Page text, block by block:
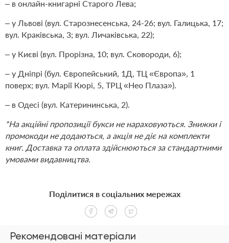
– в онлайн-книгарні Старого Лева;
– у Львові (вул. Старознесенська, 24-26; вул. Галицька, 17;
вул. Краківська, 3; вул. Личаківська, 22);
– у Києві (вул. Прорізна, 10; вул. Сковороди, 6);
– у Дніпрі (бул. Європейський, 1Д, ТЦ «Європа», 1
поверх; вул. Марії Кюрі, 5, ТРЦ «Нео Плаза»).
– в Одесі (вул. Катерининська, 2).
*На акційні пропозиції букси не нараховуються. Знижки і
промокоди не додаються, а акція не діє на комплекти
книг. Доставка та оплата здійснюються за стандартними
умовами видавництва.
Рекомендовані матеріали
Поділитися в соціальних мережах